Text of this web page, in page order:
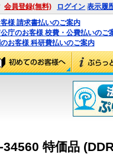
会員登録(無料) ログイン 表示履
様 請求書払いのご案内
庁のお客様 校費・公費払いのご
お客様 科研費払いのご案内
34560 特価品